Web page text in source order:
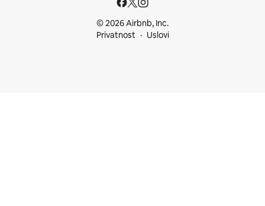
© 2026 Airbnb, Inc.
Privatnost
Uslovi